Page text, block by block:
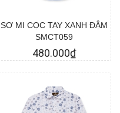
SƠ MI CỌC TAY XANH ĐẬM
SMCT059
480.000₫